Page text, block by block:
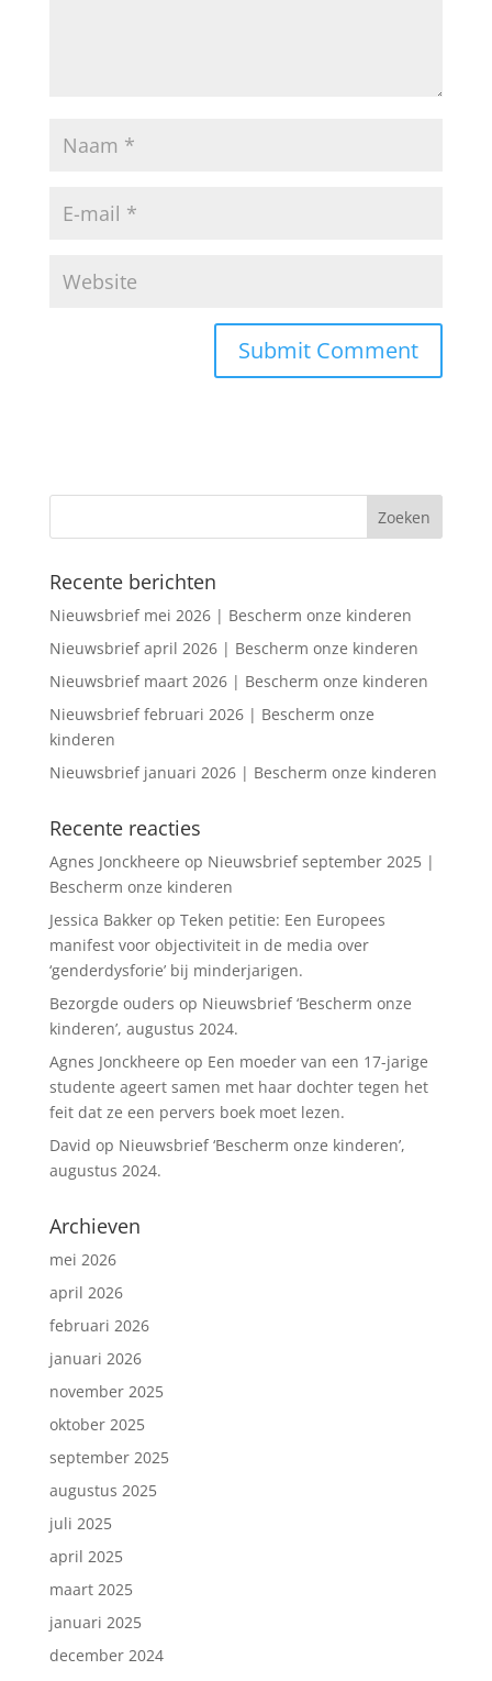
Recente berichten
Nieuwsbrief mei 2026 | Bescherm onze kinderen
Nieuwsbrief april 2026 | Bescherm onze kinderen
Nieuwsbrief maart 2026 | Bescherm onze kinderen
Nieuwsbrief februari 2026 | Bescherm onze
kinderen
Nieuwsbrief januari 2026 | Bescherm onze kinderen
Recente reacties
Agnes Jonckheere op Nieuwsbrief september 2025 |
Bescherm onze kinderen
Jessica Bakkerop Teken petitie: Een Europees
manifest voor objectiviteit in de media over
‘genderdysforie’ bij minderjarigen.
Bezorgde ouders op Nieuwsbrief ‘Bescherm onze
kinderen’, augustus 2024.
Agnes Jonckheere op Een moeder van een 17-jarige
studente ageert samen met haar dochter tegen het
feit dat ze een pervers boek moet lezen.
David op Nieuwsbrief ‘Bescherm onze kinderen’,
augustus 2024.
Archieven
mei 2026
april 2026
februari 2026
januari 2026
november 2025
oktober 2025
september 2025
augustus 2025
juli 2025
april 2025
maart 2025
januari 2025
december 2024